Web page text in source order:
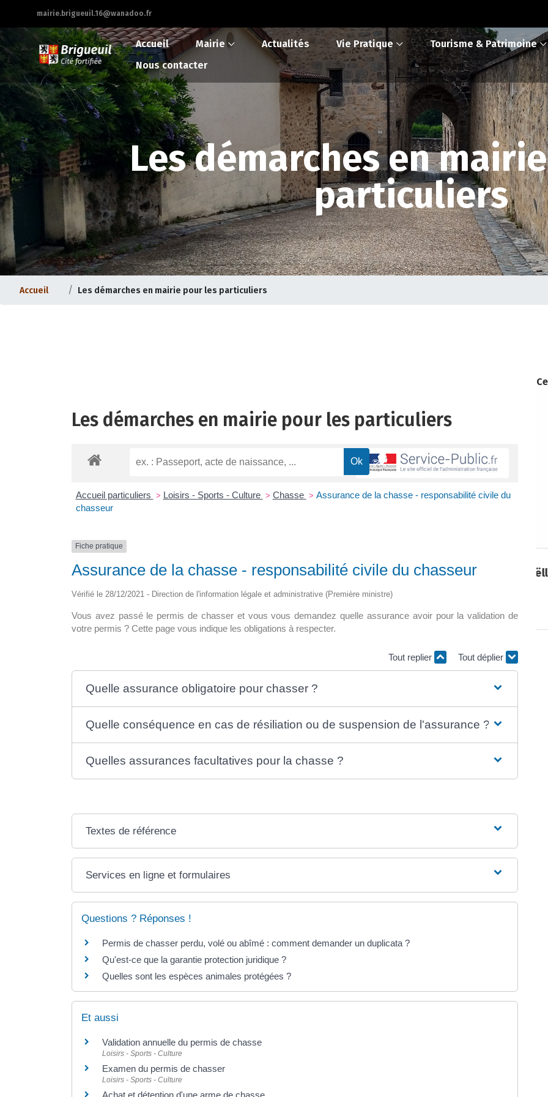
mairie.brigueuil.16@wanadoo.fr
Accueil Mairie Actualités Vie Pratique Tourisme & Patrimoine
Nous contacter
Les démarches en
particuliers
Accueil Les démarches en mairie pour les particuliers
Les démarches en mairie pour les particuliers
Accueil particuliers > Loisirs - Sports - Culture > Chasse > Assurance de la chasse - responsabilité civile du
chasseur
Fiche pratique
Assurance de la chasse - responsabilité civile du chasseur
Vérifié le 28/12/2021 - Direction de l'information légale et administrative (Première ministre)
Vous avez passé le permis de chasser et vous vous demandez quelle assurance avoir pour la validation de
votre permis ? Cette page vous indique les obligations à respecter.
Tout replier Tout déplier
Quelle assurance obligatoire pour chasser ?
Quelle conséquence en cas de résiliation ou de suspension de l'assurance ?
Quelles assurances facultatives pour la chasse ?
Textes de référence
Services en ligne et formulaires
Questions ? Réponses !
Permis de chasser perdu, volé ou abîmé : comment demander un duplicata ?
Qu'est-ce que la garantie protection juridique ?
Quelles sont les espèces animales protégées ?
Et aussi
Validation annuelle du permis de chasse
Loisirs - Sports - Culture
Examen du permis de chasser
Loisirs - Sports - Culture
Achat et détention d'une arme de chasse
le déploiement? A ce
Evolution du bourg |
La maison médicale d’appui
sol, abritera un hall d’accueil avec […]
Paëlla – Société de chasse –